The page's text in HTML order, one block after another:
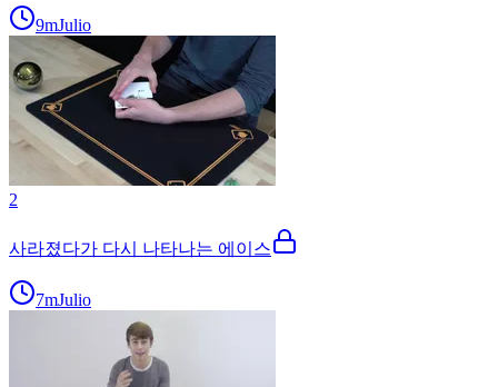
9mJulio
2
사라졌다가 다시 나타나는 에이스
7mJulio